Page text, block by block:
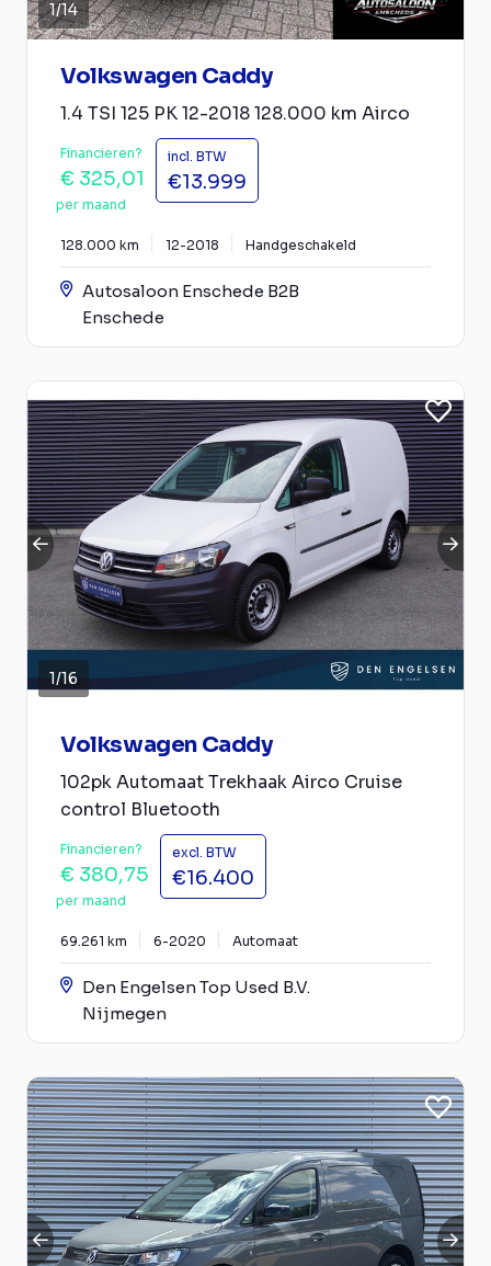
1/14
Volkswagen Caddy
1.4 TSI 125 PK 12-2018 128.000 km Airco
Financieren?
€ 325,01
per maand
incl. BTW
€13.999
128.000 km 12-2018 Handgeschakeld
Autosaloon Enschede B2B
Enschede
1/16
Volkswagen Caddy
102pk Automaat Trekhaak Airco Cruise
control Bluetooth
Financieren?
€ 380,75
per maand
excl. BTW
€16.400
69.261 km 6-2020 Automaat
Den Engelsen Top Used B.V.
Nijmegen